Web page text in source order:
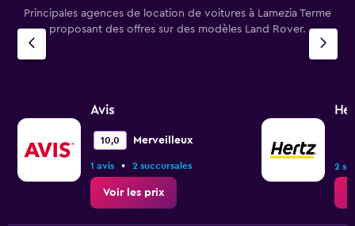
Principales agences de location de voitures à Lamezia Terme
proposant des offres sur des modèles Land Rover.
Avis
10,0 Merveilleux
1 avis • 2 succursales
Voir les prix
2